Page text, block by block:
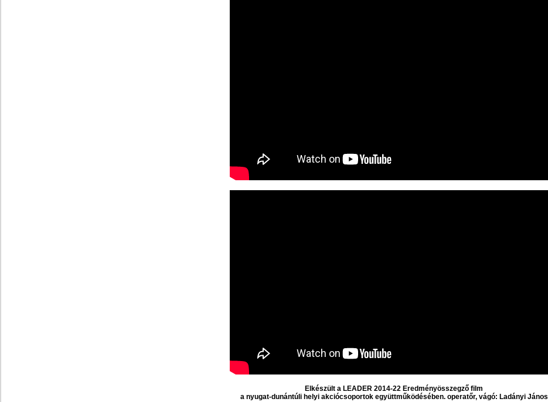
Elkészült a LEADER 2014-22 Eredményösszegző film
a nyugat-dunántúli helyi akciócsoportok együttműködésében. operatőr, vágó: Ladányi János